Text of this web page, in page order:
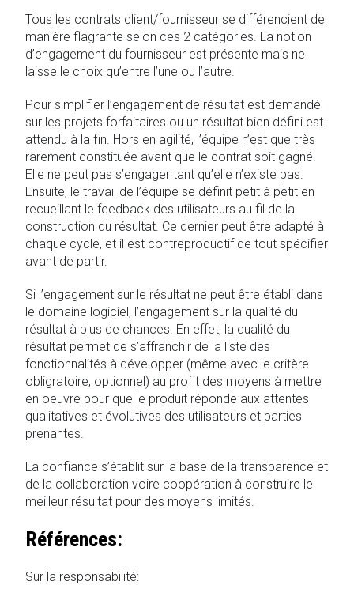
Tous les contrats client/fournisseur se différencient de
manière flagrante selon ces 2 catégories. La notion
d’engagement du fournisseur est présente mais ne
laisse le choix qu’entre l’une ou l’autre.
Pour simplifier l’engagement de résultat est demandé
sur les projets forfaitaires ou un résultat bien défini est
attendu à la fin. Hors en agilité, l’équipe n’est que très
rarement constituée avant que le contrat soit gagné.
Elle ne peut pas s’engager tant qu’elle n’existe pas.
Ensuite, le travail de l’équipe se définit petit à petit en
recueillant le feedback des utilisateurs au fil de la
construction du résultat. Ce dernier peut être adapté à
chaque cycle, et il est contreproductif de tout spécifier
avant de partir.
Si l’engagement sur le résultat ne peut être établi dans
le domaine logiciel, l’engagement sur la qualité du
résultat à plus de chances. En effet, la qualité du
résultat permet de s’affranchir de la liste des
fonctionnalités à développer (même avec le critère
obligratoire, optionnel) au profit des moyens à mettre
en oeuvre pour que le produit réponde aux attentes
qualitatives et évolutives des utilisateurs et parties
prenantes.
La confiance s’établit sur la base de la transparence et
de la collaboration voire coopération à construire le
meilleur résultat pour des moyens limités.
Références:
Sur la responsabilité: